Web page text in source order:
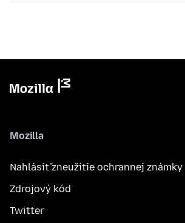
Mozilla
Nahlásiť zneužitie ochrannej známky
Zdrojový kód
Twitter